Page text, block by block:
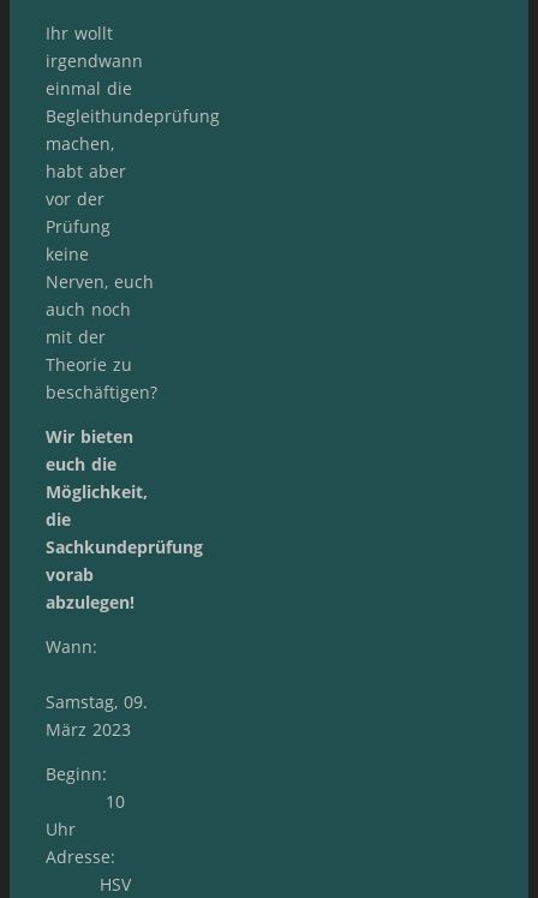
Ihr wollt
irgendwann
einmal die
Begleithundeprüfung
machen,
habt aber
vor der
Prüfung
keine
Nerven, euch
auch noch
mit der
Theorie zu
beschäftigen?
Wir bieten
euch die
Möglichkeit,
die
Sachkundeprüfung
vorab
abzulegen!
Wann:
Samstag, 09.
März 2023
Beginn:
10
Uhr
Adresse:
HSV